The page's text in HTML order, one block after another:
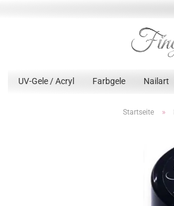
UV-Gele / Acryl Farbgele Nailart
Startseite »